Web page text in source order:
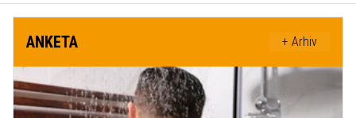
ANKETA + Arhiv